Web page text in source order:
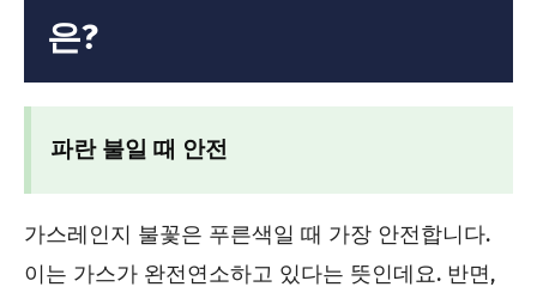
은?
파란 불일 때 안전
가스레인지 불꽃은 푸른색일 때 가장 안전합니다.
이는 가스가 완전연소하고 있다는 뜻인데요. 반면,